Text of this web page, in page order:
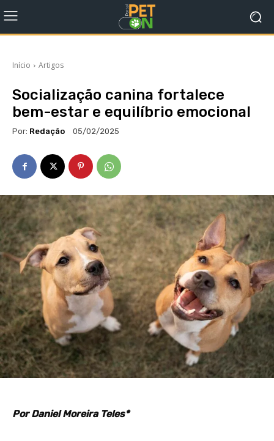
Início Artigos
Socialização canina fortalece
bem-estar e equilíbrio emocional
Por: Redação 05/02/2025
Por Daniel Moreira Teles*